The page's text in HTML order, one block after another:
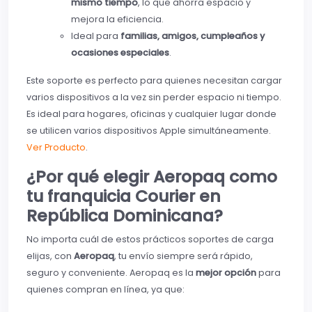
mismo tiempo, lo que ahorra espacio y
mejora la eficiencia.
Ideal para familias, amigos, cumpleaños y
ocasiones especiales.
Este soporte es perfecto para quienes necesitan cargar
varios dispositivos a la vez sin perder espacio ni tiempo.
Es ideal para hogares, oficinas y cualquier lugar donde
se utilicen varios dispositivos Apple simultáneamente.
Ver Producto.
¿Por qué elegir Aeropaq como
tu franquicia Courier en
República Dominicana?
No importa cuál de estos prácticos soportes de carga
elijas, con Aeropaq, tu envío siempre será rápido,
seguro y conveniente. Aeropaq es la mejor opciónpara
quienes compran en línea, ya que: